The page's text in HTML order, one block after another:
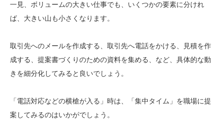
一見、ボリュームの大きい仕事でも、いくつかの要素に分けれ
ば、大きい山も小さくなります。
取引先へのメールを作成する、取引先へ電話をかける、見積を作
成する、提案書づくりのための資料を集める、など、具体的な動
きを細分化してみると良いでしょう。
「電話対応などの横槍が入る」時は、「集中タイム」を職場に提
案してみるのはいかがでしょう。